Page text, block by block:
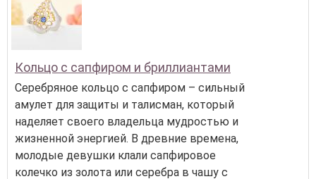
Кольцо с сапфиром и бриллиантами
Серебряное кольцо с сапфиром – сильный
амулет для защиты и талисман, который
наделяет своего владельца мудростью и
жизненной энергией. В древние времена,
молодые девушки клали сапфировое
колечко из золота или серебра в чашу с